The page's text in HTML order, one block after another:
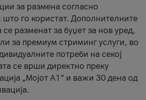
за размена согласно
го користат. Дополнителните
се разменат за буџет за нов уред,
за премиум стриминг услуги, во
потреби на секој
се врши директно преку
„Мојот А1“ и важи 30 дена од